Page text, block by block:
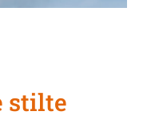
stilte